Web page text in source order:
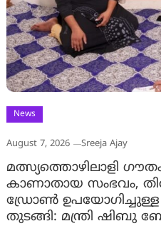
News
August 7, 2026 Sreeja Ajay
മത്സ്യത്തൊഴിലാളി
കാണാതായ സംഭവം,
ഡ്രോണ്‍
തുടങ്ങി: മന്ത്രി ഷിബു